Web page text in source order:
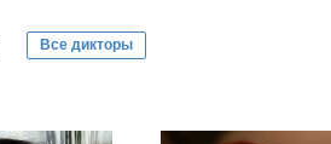
Все дикторы